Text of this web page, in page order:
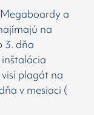
a
na
3. dňa
plagát na
v mesiaci (